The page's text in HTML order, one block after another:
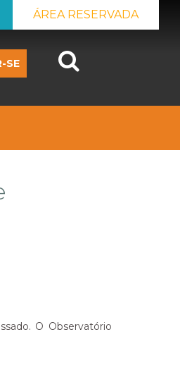
ÁREA RESERVADA
SE
O Observatório